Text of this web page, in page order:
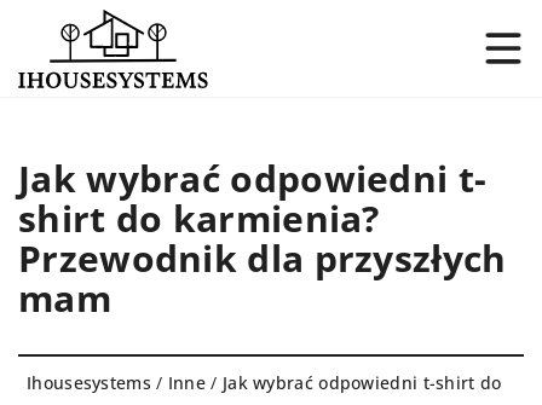
Jak wybrać odpowiedni t-
shirt do karmienia?
Przewodnik dla przyszłych
mam
Ihousesystems / Inne / Jak wybrać odpowiedni t-shirt do